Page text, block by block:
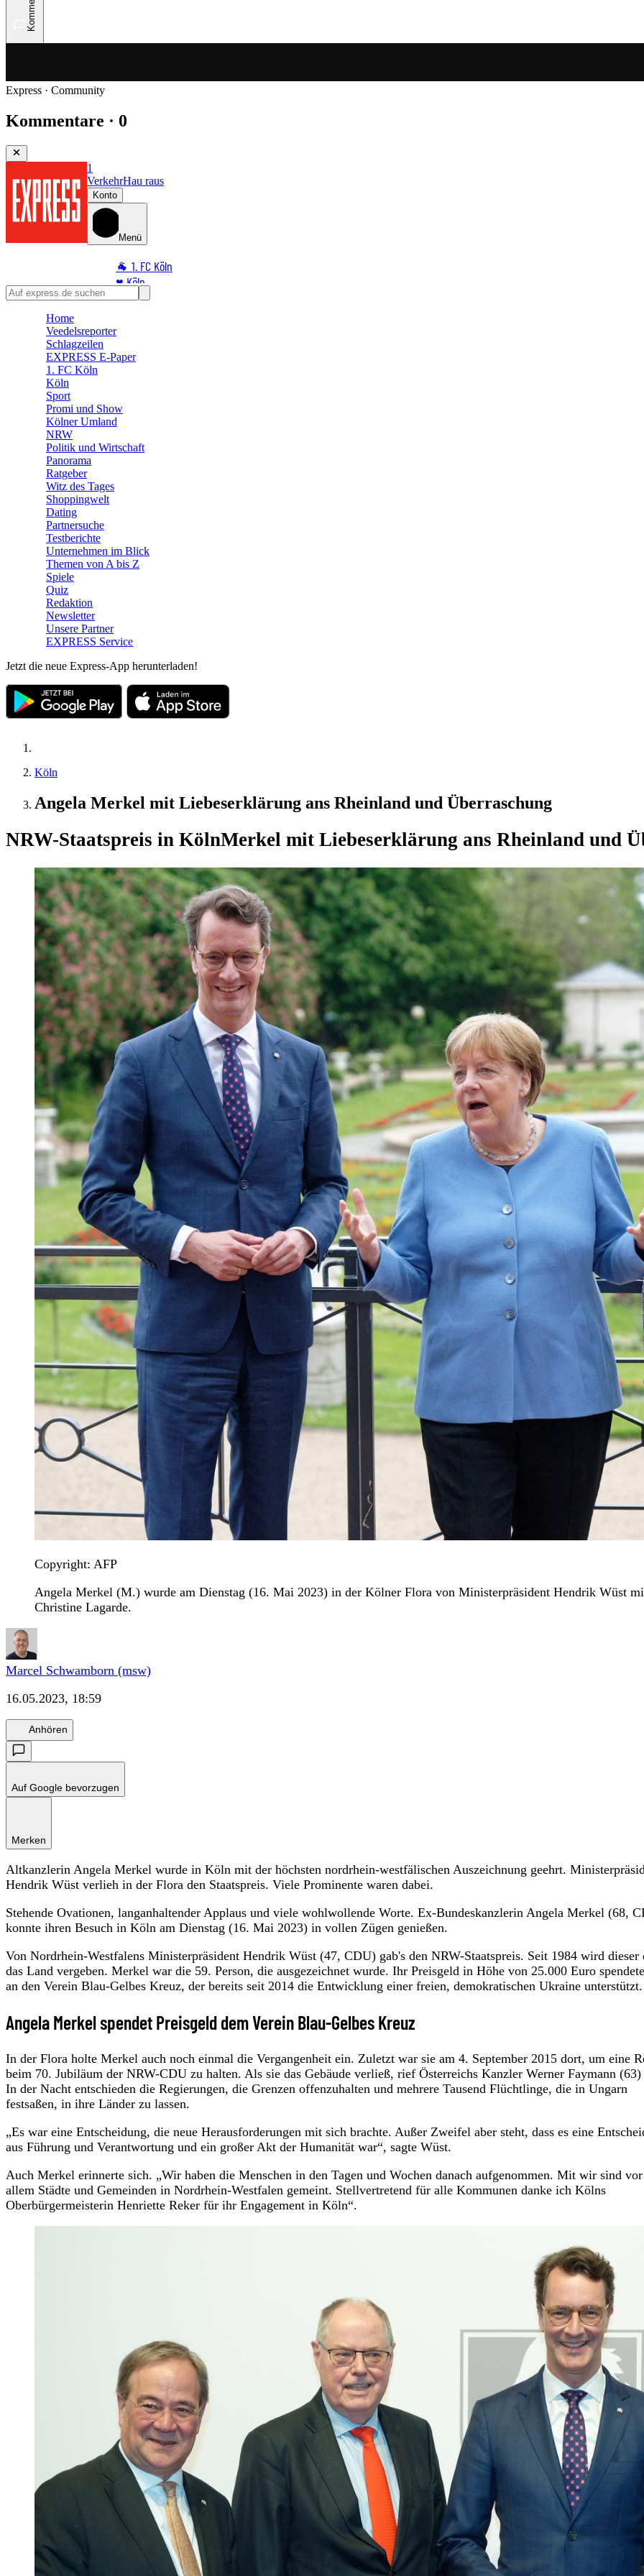
Express · Community
Kommentare · 0
1
VerkehrHau raus
Konto
Menü
🐐 1. FC Köln
♥️ Köln
⭐ Promi
🛒 Shoppingwelt
🧩 Spiele
Home
Veedelsreporter
Schlagzeilen
EXPRESS E-Paper
1. FC Köln
Köln
Sport
Promi und Show
Kölner Umland
NRW
Politik und Wirtschaft
Panorama
Ratgeber
Witz des Tages
Shoppingwelt
Dating
Partnersuche
Testberichte
Unternehmen im Blick
Themen von A bis Z
Spiele
Quiz
Redaktion
Newsletter
Unsere Partner
EXPRESS Service
Jetzt die neue Express-App herunterladen!
Köln
Angela Merkel mit Liebeserklärung ans Rheinland und Überraschung
NRW-Staatspreis in KölnMerkel mit Liebeserklärung ans Rheinland und
Copyright: AFP
Angela Merkel (M.) wurde am Dienstag (16. Mai 2023) in der Kölner Flora von Ministerpräsident Hendrik Wüst
Christine Lagarde.
Marcel Schwamborn (msw)
16.05.2023, 18:59
Anhören
Auf Google bevorzugen
Merken
Altkanzlerin Angela Merkel wurde in Köln mit der höchsten nordrhein-westfälischen Auszeichnung geehrt.
Hendrik Wüst verlieh in der Flora den Staatspreis. Viele Prominente waren dabei.
Stehende Ovationen, langanhaltender Applaus und viele wohlwollende Worte. Ex-Bundeskanzlerin Angela Merkel (68,
konnte ihren Besuch in Köln am Dienstag (16. Mai 2023) in vollen Zügen genießen.
Von Nordrhein-Westfalens Ministerpräsident Hendrik Wüst (47, CDU) gab's den NRW-Staatspreis. Seit 1984 wird dieser
das Land vergeben. Merkel war die 59. Person, die ausgezeichnet wurde. Ihr Preisgeld in Höhe von 25.000 Euro
an den Verein Blau-Gelbes Kreuz, der bereits seit 2014 die Entwicklung einer freien, demokratischen Ukraine unterstützt.
Angela Merkel spendet Preisgeld dem Verein Blau-Gelbes Kreuz
In der Flora holte Merkel auch noch einmal die Vergangenheit ein. Zuletzt war sie am 4. September 2015 dort, um eine
beim 70. Jubiläum der NRW-CDU zu halten. Als sie das Gebäude verließ, rief Österreichs Kanzler Werner Faymann (63)
In der Nacht entschieden die Regierungen, die Grenzen offenzuhalten und mehrere Tausend Flüchtlinge, die in Ungarn
festsaßen, in ihre Länder zu lassen.
„Es war eine Entscheidung, die neue Herausforderungen mit sich brachte. Außer Zweifel aber steht, dass es eine
aus Führung und Verantwortung und ein großer Akt der Humanität war“, sagte Wüst.
Auch Merkel erinnerte sich. „Wir haben die Menschen in den Tagen und Wochen danach aufgenommen. Mit wir sind vor
allem Städte und Gemeinden in Nordrhein-Westfalen gemeint. Stellvertretend für alle Kommunen danke ich Kölns
Oberbürgermeisterin Henriette Reker für ihr Engagement in Köln“.